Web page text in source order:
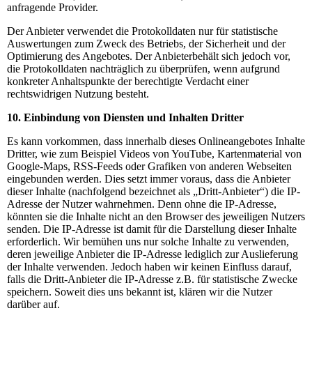
anfragende Provider.
Der Anbieter verwendet die Protokolldaten nur für statistische
Auswertungen zum Zweck des Betriebs, der Sicherheit und der
Optimierung des Angebotes. Der Anbieterbehält sich jedoch vor,
die Protokolldaten nachträglich zu überprüfen, wenn aufgrund
konkreter Anhaltspunkte der berechtigte Verdacht einer
rechtswidrigen Nutzung besteht.
10. Einbindung von Diensten und Inhalten Dritter
Es kann vorkommen, dass innerhalb dieses Onlineangebotes Inhalte
Dritter, wie zum Beispiel Videos von YouTube, Kartenmaterial von
Google-Maps, RSS-Feeds oder Grafiken von anderen Webseiten
eingebunden werden. Dies setzt immer voraus, dass die Anbieter
dieser Inhalte (nachfolgend bezeichnet als „Dritt-Anbieter“) die IP-
Adresse der Nutzer wahrnehmen. Denn ohne die IP-Adresse,
könnten sie die Inhalte nicht an den Browser des jeweiligen Nutzers
senden. Die IP-Adresse ist damit für die Darstellung dieser Inhalte
erforderlich. Wir bemühen uns nur solche Inhalte zu verwenden,
deren jeweilige Anbieter die IP-Adresse lediglich zur Auslieferung
der Inhalte verwenden. Jedoch haben wir keinen Einfluss darauf,
falls die Dritt-Anbieter die IP-Adresse z.B. für statistische Zwecke
speichern. Soweit dies uns bekannt ist, klären wir die Nutzer
darüber auf.